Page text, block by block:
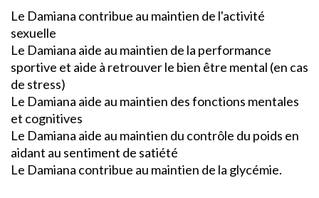
Le Damiana contribue au maintien de l'activité
sexuelle
Le Damiana aide au maintien de la performance
sportive et aide à retrouver le bien être mental (en cas
de stress)
Le Damiana aide au maintien des fonctions mentales
et cognitives
Le Damiana aide au maintien du contrôle du poids en
aidant au sentiment de satiété
Le Damiana contribue au maintien de la glycémie.